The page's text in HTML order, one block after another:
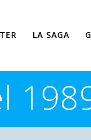
LA SAGA